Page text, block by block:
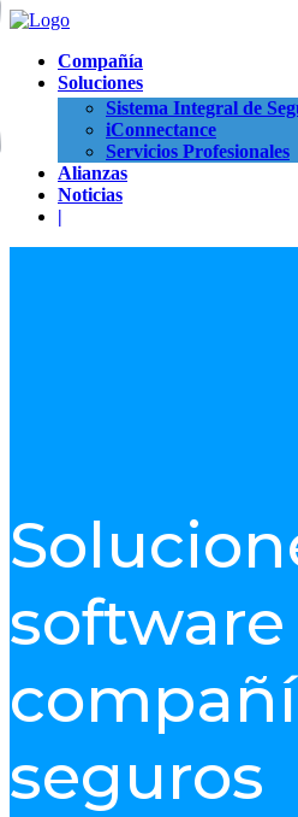
Compañía
Soluciones
Sistema Integral de
iConnectance
Servicios Profesionales
Alianzas
Noticias
|
software
seguros